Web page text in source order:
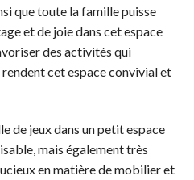
que toute la famille puisse
et de joie dans cet espace
des activités qui
cet espace convivial et
de jeux dans un petit espace
mais également très
en matière de mobilier et